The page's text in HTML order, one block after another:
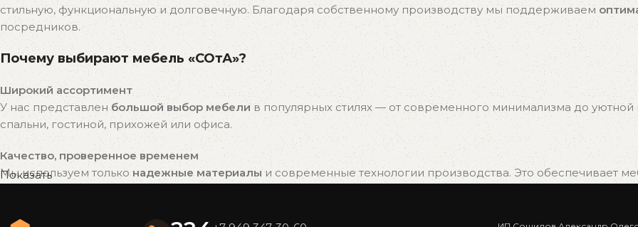
стильную, функциональную и долговечную. Благодаря собственному производству мы поддерживаем
посредников.
Почему выбирают мебель «СОтА»?
Широкий ассортимент
У нас представленбольшой выбор мебелив популярных стилях — от современного минимализма до уютной
спальни, гостиной, прихожей или офиса.
Качество, проверенное временем
Мы используем тольконадежные материалыи современные технологии производства. Это обеспечивает
Готовые решения — быстро и удобно
Показать